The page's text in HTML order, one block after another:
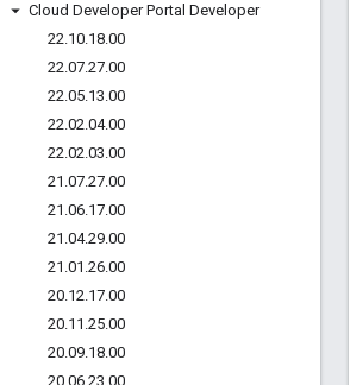
Cloud Developer Portal Developer
22.10.18.00
22.07.27.00
22.05.13.00
22.02.04.00
22.02.03.00
21 .07.27.00
21 .06.17.00
21 .04.29.00
21 .01 .26.00
20.12.17.00
20.11 .25.00
20.09.18.00
20.06.23.00